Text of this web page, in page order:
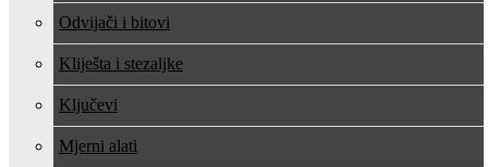
Odvijači i bitovi
Kliješta i stezaljke
Ključevi
Mjerni alati